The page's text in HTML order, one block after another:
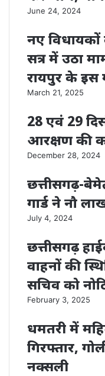
June 24, 2024
नए
सत्र में उठा
रायपुर के इस
March 21, 2025
28 एवं 29
आरक्षण की
December 28, 2024
छत्तीसगढ़-
गार्ड ने नौ
July 4, 2024
छत्तीसगढ़
वाहनों की
सचिव को
February 3, 2025
धमतरी में
गिरफ्तार,
नक्सली